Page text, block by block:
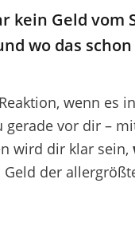
kein Geld
wo das
wenn es
vor dir –
wird dir klar sein,
der